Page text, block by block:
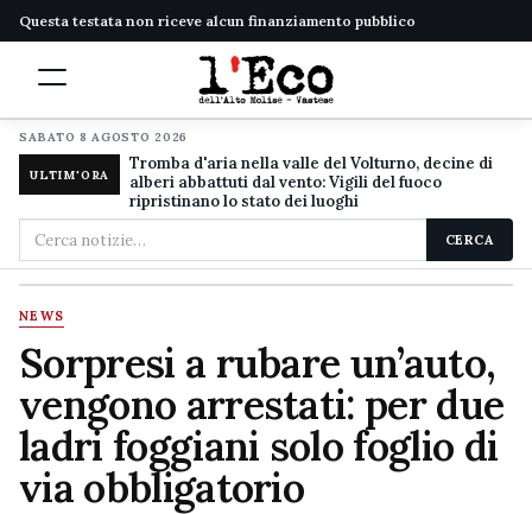
Questa testata non riceve alcun finanziamento pubblico
SABATO 8 AGOSTO 2026
ULTIM'ORA
Tromba d'aria nella valle del Volturno, decine di
alberi abbattuti dal vento: Vigili del fuoco
ripristinano lo stato dei luoghi
Cerca
nel
sito
CERCA
NEWS
Sorpresi a rubare un’auto,
vengono arrestati: per due
ladri foggiani solo foglio di
via obbligatorio